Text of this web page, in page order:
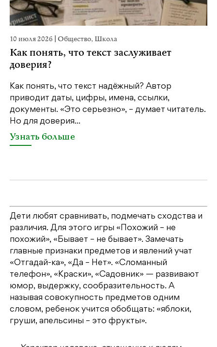
10 июля 2026 Общество, Школа
Как понять, что текст заслуживает
доверия?
Как понять, что текст надёжный? Автор
приводит даты, цифры, имена, ссылки,
документы. «Это серьезно», – думает читатель.
Но для доверия...
Узнать больше
Дети любят сравнивать, подмечать сходства и
различия. Для этого игры «Похожий – не
похожий», «Бывает – не бывает». Замечать
главные признаки предметов и явлений учат
«Отгадай-ка», «Да – Нет». «Сломанный
телефон», «Краски», «Садовник» — развивают
юмор, выдержку, сообразительность. А
называя совокупность предметов одним
словом, ребенок учится обобщать: «яблоки,
груши, апельсины – это фрукты».